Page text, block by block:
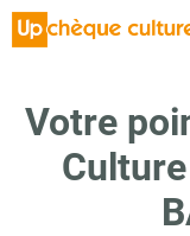
Votre